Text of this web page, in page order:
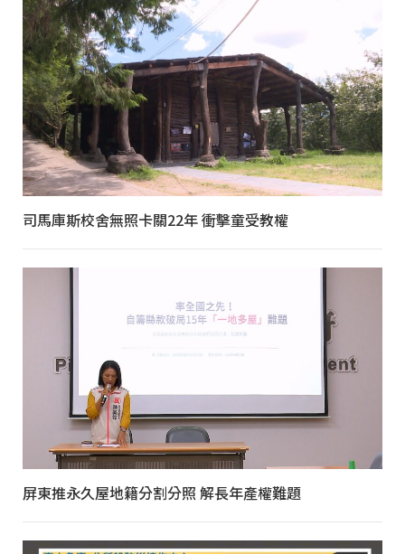
司馬庫斯校舍無照卡關22年 衝擊童受教權
屏東推永久屋地籍分割分照 解長年產權難題